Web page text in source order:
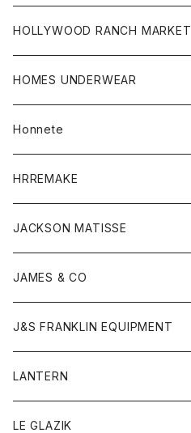
シャツ
カーディガン
ボトム
グッズ
帽子
ストール
HOLLYWOOD RANCH MARKET
アウター
カーディガン
コート
フリース
アクセサリー
ウォレット
ストール
キッズ
Tシャツ
グッズ
アンダーウェア
靴
トップス
カーディガン
ジャケット
ボトム
オーバーオール
ショートパンツ
レディース
アウター
HOMES UNDERWEAR
アウター
カーディガン
コート
キッズ
Tシャツ
ロンパース
グッズ
靴
ストール
トップス
カットソー
シャツ
ボトム
オーバーオール
ショートパンツ
レディース
オーバーオール
ワンピース
Honnete
ブラウス
ワンピース
HRREMAKE
バック
キッズ
トレーナー
トップス
Gジャケット
スウェット
帽子
JACKSON MATISSE
Tシャツ
帽子
JAMES & CO
ボトム
J&S FRANKLIN EQUIPMENT
アウター
LANTERN
アウター
LE GLAZIK